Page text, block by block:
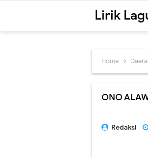
Lirik
Home
ONO
Redaksi